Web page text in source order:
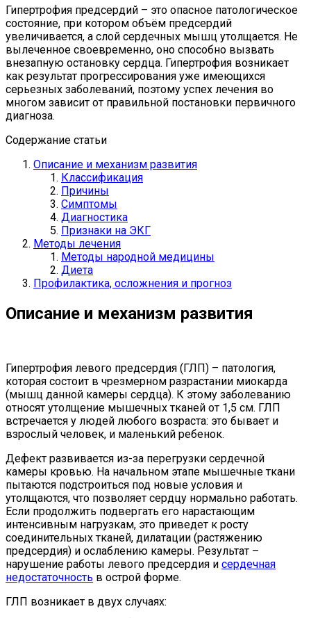
Гипертрофия предсердий – это опасное патологическое
состояние, при котором объём предсердий
увеличивается, а слой сердечных мышц утолщается. Не
вылеченное своевременно, оно способно вызвать
внезапную остановку сердца. Гипертрофия возникает
как результат прогрессирования уже имеющихся
серьезных заболеваний, поэтому успех лечения во
многом зависит от правильной постановки первичного
диагноза.
Содержание статьи
Описание и механизм развития
Классификация
Причины
Симптомы
Диагностика
Признаки на ЭКГ
Методы лечения
Методы народной медицины
Диета
Профилактика, осложнения и прогноз
Описание и механизм развития
Гипертрофия левого предсердия (ГЛП) – патология,
которая состоит в чрезмерном разрастании миокарда
(мышц данной камеры сердца). К этому заболеванию
относят утолщение мышечных тканей от 1,5 см. ГЛП
встречается у людей любого возраста: это бывает и
взрослый человек, и маленький ребенок.
Дефект развивается из-за перегрузки сердечной
камеры кровью. На начальном этапе мышечные ткани
пытаются подстроиться под новые условия и
утолщаются, что позволяет сердцу нормально работать.
Если продолжить подвергать его нарастающим
интенсивным нагрузкам, это приведет к росту
соединительных тканей, дилатации (растяжению
предсердия) и ослаблению камеры. Результат –
нарушение работы левого предсердия и сердечная
недостаточность в острой форме.
ГЛП возникает в двух случаях: